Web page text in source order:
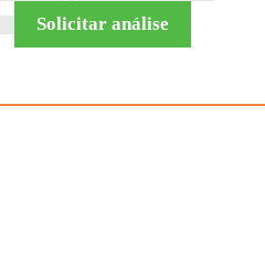
Solicitar análise